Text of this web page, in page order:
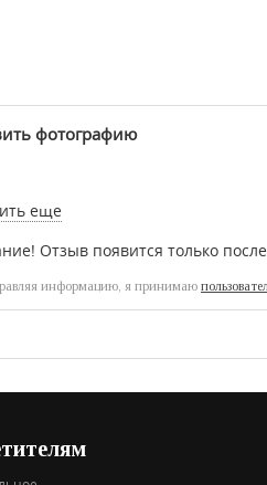
фотографию
еще
Отзыв появится только
информацию, я принимаю